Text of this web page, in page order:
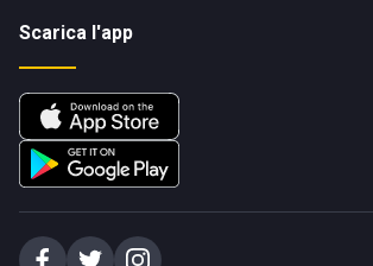
Scarica l'app